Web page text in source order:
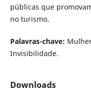
públicas que
no turismo.
Palavras-chave:
Invisibilidade.
Downloads